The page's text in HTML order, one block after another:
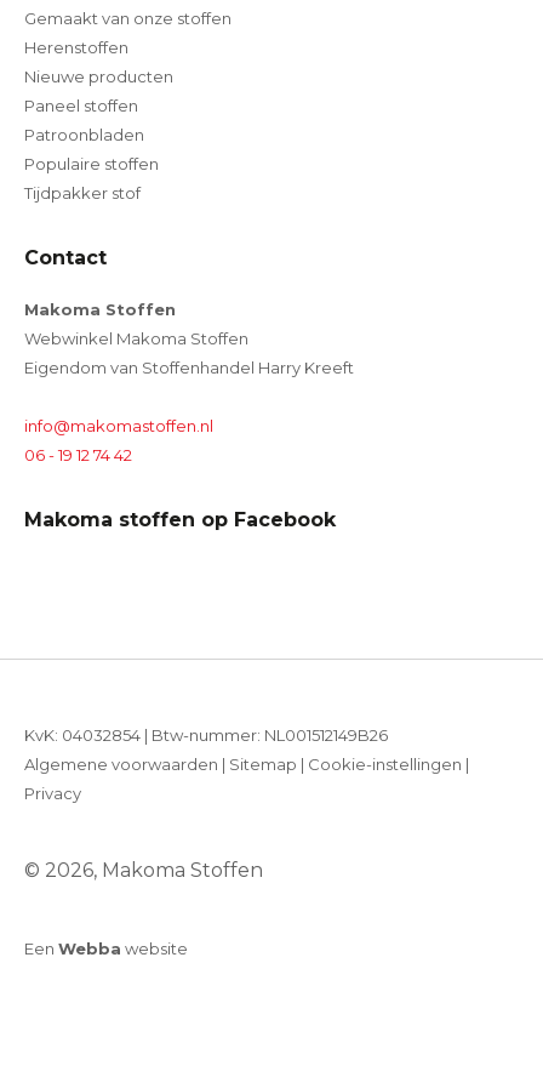
Gemaakt van onze stoffen
Herenstoffen
Nieuwe producten
Paneel stoffen
Patroonbladen
Populaire stoffen
Tijdpakker stof
Contact
Makoma Stoffen
Webwinkel Makoma Stoffen
Eigendom van Stoffenhandel Harry Kreeft
info@makomastoffen.nl
06 - 19 12 74 42
Makoma stoffen op Facebook
© 2026, Makoma Stoffen
KvK: 04032854 | Btw-nummer: NL001512149B26
Algemene voorwaarden | Sitemap | Cookie-instellingen |
Privacy
Een Webba website